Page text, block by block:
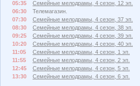
05:35
Семейные мелодрамы, 4 сезон, 12 эп.
06:30
Телемагазин.
07:30
Семейные мелодрамы, 4 сезон, 37 эп.
08:30
Семейные мелодрамы, 4 сезон, 38 эп.
09:25
Семейные мелодрамы, 4 сезон, 39 эп.
10:20
Семейные мелодрамы, 4 сезон, 40 эп.
11:05
Семейные мелодрамы, 4 сезон, 1 эп.
11:55
Семейные мелодрамы, 4 сезон, 2 эп.
12:45
Семейные мелодрамы, 4 сезон, 5 эп.
13:30
Семейные мелодрамы, 4 сезон, 6 эп.